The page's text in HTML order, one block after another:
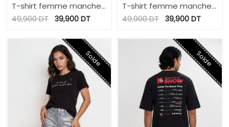
T-shirt femme manches
courtes Pomme
49,900DT 39,900DT
T-shirt femme manches
courtes جات تكحلها عماتها
49,900DT 39,900 DT
Solde Solde